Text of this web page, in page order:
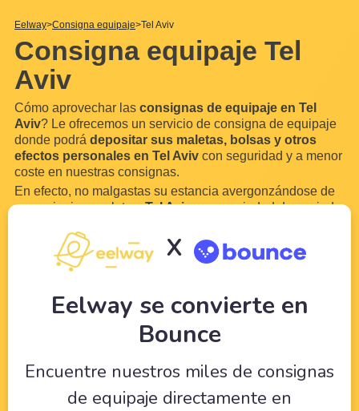
Eelway Consigna equipaje Tel Aviv
Consigna equipaje Tel
Aviv
Cómo aprovechar las consignas de equipaje en Tel
Aviv? Le ofrecemos un servicio de consigna de equipaje
donde podrá depositar sus maletas, bolsas y otros
efectos personales en Tel Aviv con seguridad y a menor
coste en nuestras consignas.
En efecto, no malgastas su estancia avergonzándose de
su equipaje y maletas.Tel Avives una ciudad demasiado
equipaje a profesionales del turismo. Libere su equipaje
disfrutar de su visita a Tel...Leer más
X
Eelway se convierte en
Bounce
Encuentre nuestros miles de consignas
de equipaje directamente en